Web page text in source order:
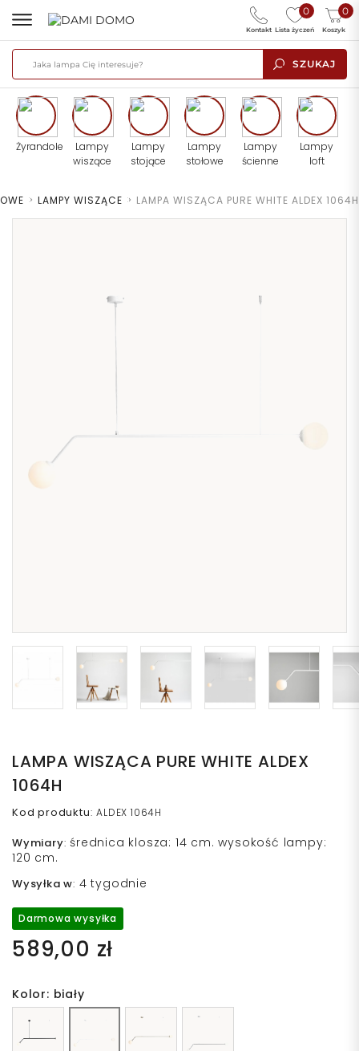
SZUKAJ
0
Lista życzeń
0
Koszyk
Kontakt
Żyrandole
Lampy
wiszące
Lampy
stojące
Lampy
stołowe
Lampy
ścienne
Lampy
loft
> LAMPY WISZĄCE > LAMPA WISZĄCA PURE WHITE ALDEX 1064H
LAMPA WISZĄCA PURE WHITE ALDEX
1064H
Kod produktu:ALDEX 1064H
Wymiary: średnica klosza: 14 cm. wysokość lampy:
120 cm.
Wysyłka w: 4 tygodnie
Darmowa wysyłka
589,00 zł
Kolor: biały